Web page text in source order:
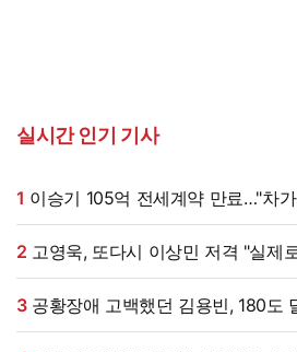
실시간 인기 기사
1
주면 법적 조치"
2
나중에 알고 욕해"
3공황장애 고백했던 김용빈, 180도 달라진 삶…연이은
겹경사